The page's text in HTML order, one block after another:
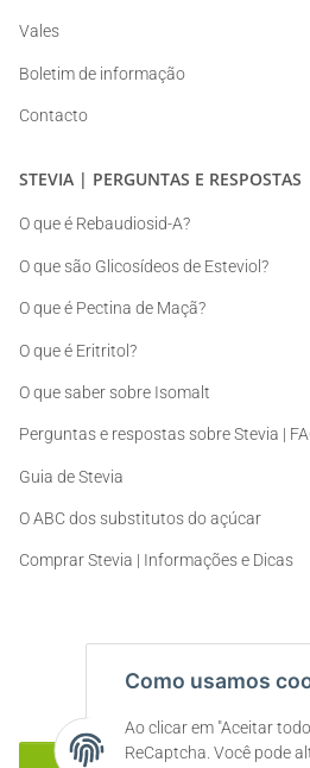
Como usamos
Ao clicar em "Aceitar
ReCaptcha. Você pode
Vales
Boletim de informação
Contacto
STEVIA | PERGUNTAS E RESPOSTAS
O que é Rebaudiosid-A?
O que são Glicosídeos de Esteviol?
O que é Pectina de Maçã?
O que é Eritritol?
O que saber sobre Isomalt
Perguntas e respostas sobre Stevia |
Guia de Stevia
O ABC dos substitutos do açúcar
Comprar Stevia | Informações e Dicas